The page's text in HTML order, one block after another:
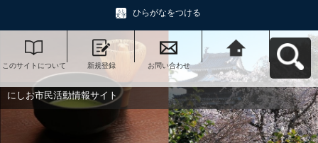
ひらがなをつける
このサイトについて 新規登録 お問い合わせ
にしお市民活動情報
サイトへ戻る
にしお市民活動情報サイト